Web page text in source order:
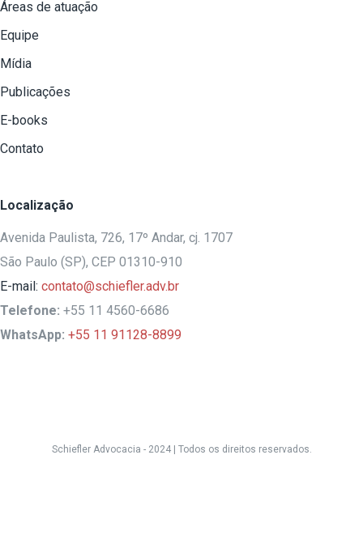
Áreas de atuação
Equipe
Mídia
Publicações
E-books
Contato
Localização
Avenida Paulista, 726, 17º Andar, cj. 1707
São Paulo (SP), CEP 01310-910
E-mail: contato@schiefler.adv.br
Telefone: +55 11 4560-6686
WhatsApp: +55 11 91128-8899
Schiefler Advocacia - 2024 | Todos os direitos reservados.